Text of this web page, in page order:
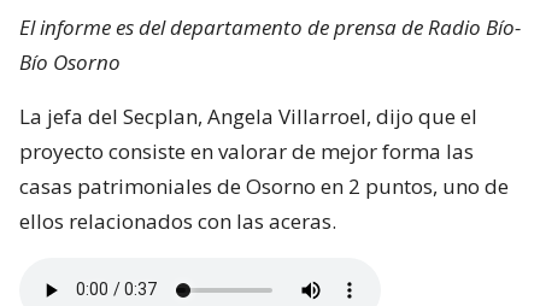
El informe es del departamento de prensa de Radio Bío-
Bío Osorno
La jefa del Secplan, Angela Villarroel, dijo que el
proyecto consiste en valorar de mejor forma las
casas patrimoniales de Osorno en 2 puntos, uno de
ellos relacionados con las aceras.